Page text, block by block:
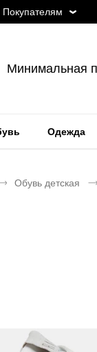
Покупателям
Минимальная
Одежда
Обувь детская